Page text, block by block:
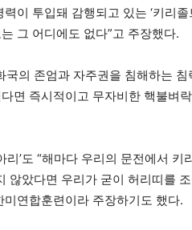
이 투입돼 감행되고 있는 ‘키리
그 어디에도 없다”고 주장했다.
국의 존엄과 자주권을 침해하는
면 즉시적이고 무자비한 핵불벼
리’도 “해마다 우리의 문전에서
않았다면 우리가 굳이 허리띠를
연합훈련이라 주장하기도 했다.